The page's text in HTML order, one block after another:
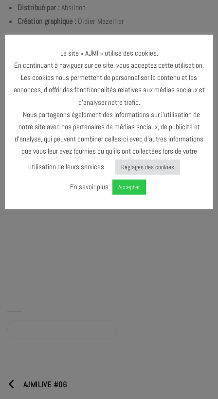
Distribué par :Absilone
Création graphique :Didier Mazellier
AJMILIVE #06
Le site « AJMI » utilise des cookies.
En continuant à naviguer sur ce site, vous acceptez cette utilisation.
Les cookies nous permettent de personnaliser le contenu et les
annonces, d’offrir des fonctionnalités relatives aux médias sociaux et
d’analyser notre trafic.
Nous partageons également des informations sur l’utilisation de
notre site avec nos partenaires de médias sociaux, de publicité et
d’analyse, qui peuvent combiner celles-ci avec d’autres informations
que vous leur avez fournies ou qu’ils ont collectées lors de votre
utilisation de leurs services.
Réglages des cookies
En savoir plus Accepter